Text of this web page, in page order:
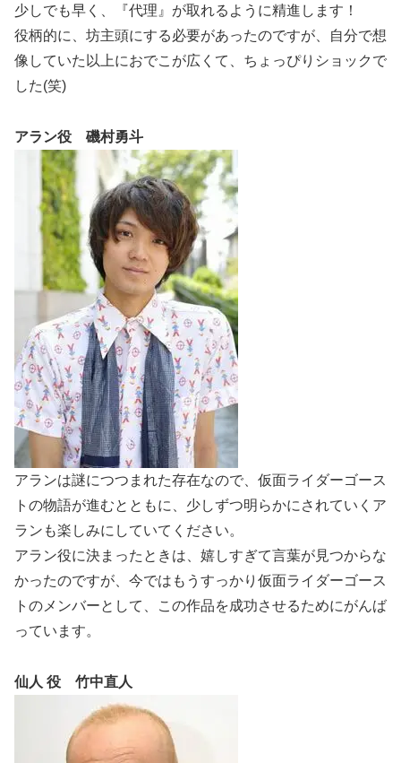
少しでも早く、『代理』が取れるように精進します！
役柄的に、坊主頭にする必要があったのですが、自分で想
像していた以上におでこが広くて、ちょっぴりショックで
した(笑)
アラン役 磯村勇斗
アランは謎につつまれた存在なので、仮面ライダーゴース
トの物語が進むとともに、少しずつ明らかにされていくア
ランも楽しみにしていてください。
アラン役に決まったときは、嬉しすぎて言葉が見つからな
かったのですが、今ではもうすっかり仮面ライダーゴース
トのメンバーとして、この作品を成功させるためにがんば
っています。
仙人 役 竹中直人